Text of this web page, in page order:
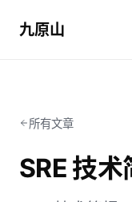
九原山
所有文章
SRE 技